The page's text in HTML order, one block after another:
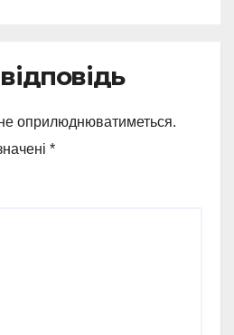
оприлюднюватиметься.
*